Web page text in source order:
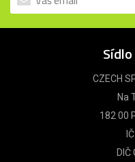
CZECH
Na
182 00